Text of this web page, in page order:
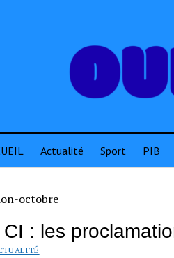
Actualité Sport PIB
: les